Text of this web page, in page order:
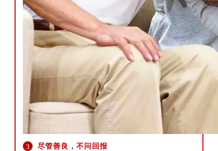
3 尽管善良，不问回报